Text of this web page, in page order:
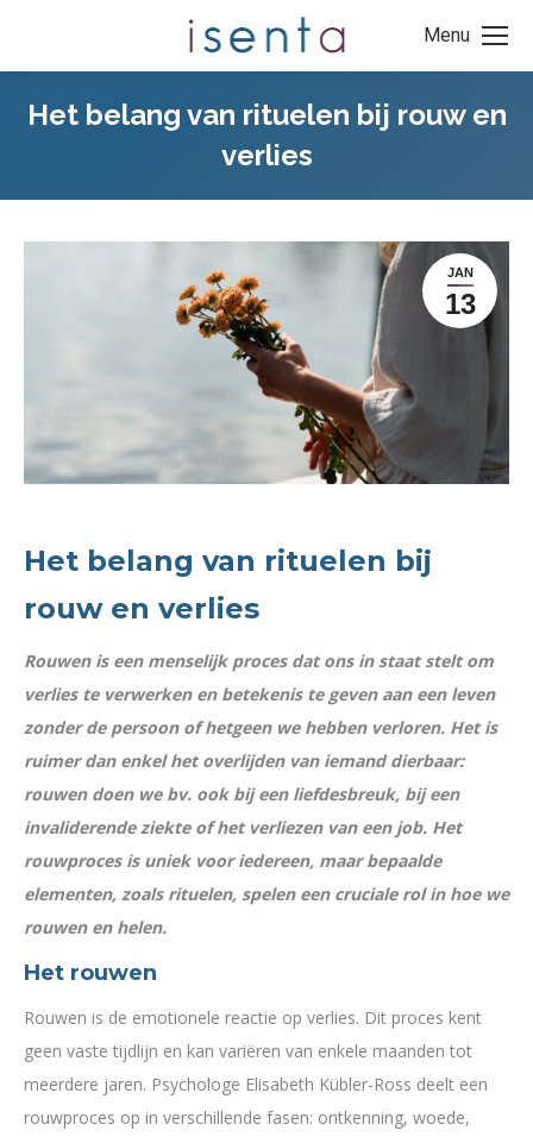
Menu
Het belang van rituelen bij rouw en
verlies
JAN
13
Het belang van rituelen bij
rouw en verlies
Rouwen is een menselijk proces dat ons in staat stelt om
verlies te verwerken en betekenis te geven aan een leven
zonder de persoon of hetgeen we hebben verloren. Het is
ruimer dan enkel het overlijden van iemand dierbaar:
rouwen doen we bv. ook bij een liefdesbreuk, bij een
invaliderende ziekte of het verliezen van een job. Het
rouwproces is uniek voor iedereen, maar bepaalde
elementen, zoals rituelen, spelen een cruciale rol in hoe we
rouwen en helen.
Het rouwen
Rouwen is de emotionele reactie op verlies. Dit proces kent
geen vaste tijdlijn en kan variëren van enkele maanden tot
meerdere jaren. Psychologe Elisabeth Kübler-Ross deelt een
rouwproces op in verschillende fasen: ontkenning, woede,